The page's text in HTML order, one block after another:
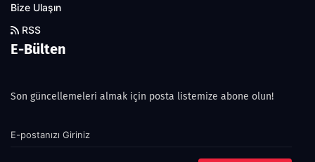
Bize Ulaşın
RSS
E-Bülten
Son güncellemeleri almak için posta listemize abone olun!